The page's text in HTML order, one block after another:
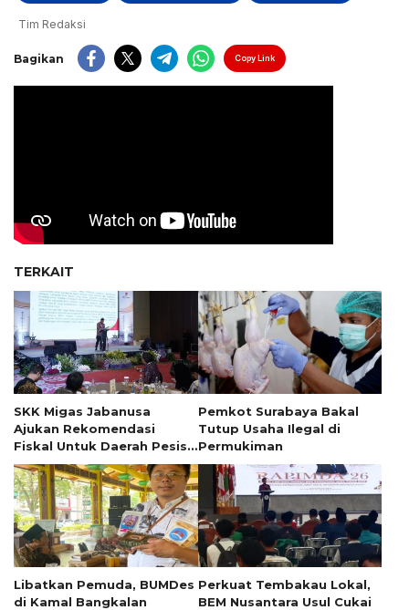
Tim Redaksi
Bagikan Copy Link
TERKAIT
SKK Migas Jabanusa
Ajukan Rekomendasi
Fiskal Untuk Daerah Pesisir
Jawa Timur
Pemkot Surabaya Bakal
Tutup Usaha Ilegal di
Permukiman
Libatkan Pemuda, BUMDes
di Kamal Bangkalan
Perkuat Tembakau Lokal,
BEM Nusantara Usul Cukai